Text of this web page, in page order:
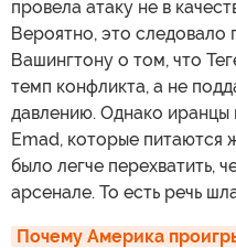
провела атаку не в
Вероятно, это следовало
Вашингтону о том, что
темп конфликта, а не
давлению. Однако иранцы
Emad, которые питаются
было легче перехватить,
арсенале. То есть речь
Почему Америка